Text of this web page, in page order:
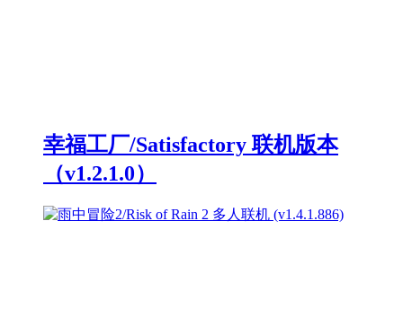
幸福工厂/Satisfactory 联机版本
（v1.2.1.0）